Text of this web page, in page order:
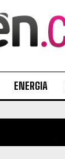
ENERGIA